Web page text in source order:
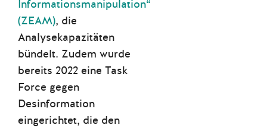
Informationsmanipulation“
(ZEAM), die
Analysekapazitäten
bündelt. Zudem wurde
bereits 2022 eine Task
Force gegen
Desinformation
eingerichtet, die den